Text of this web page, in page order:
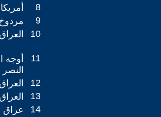
8
9
10
أوجه
النصر
11
12
13
عراق
14